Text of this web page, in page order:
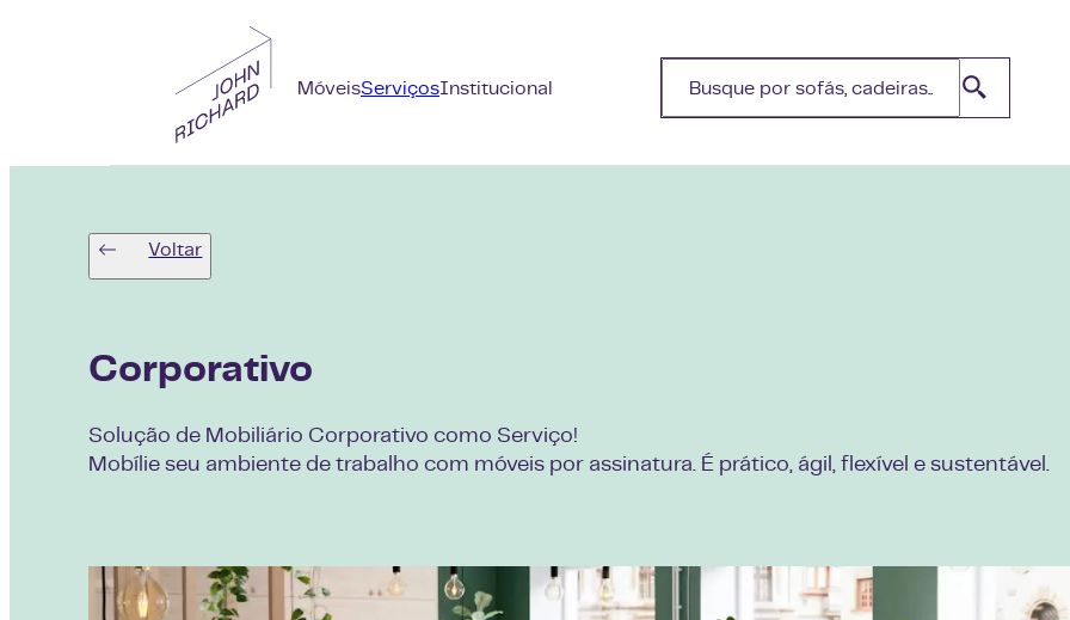
MóveisServiçosInstitucional
Voltar
Corporativo
Solução de Mobiliário Corporativo como Serviço!
Mobílie seu ambiente de trabalho com móveis por assinatura. É prático, ágil, flexível e sustentável.